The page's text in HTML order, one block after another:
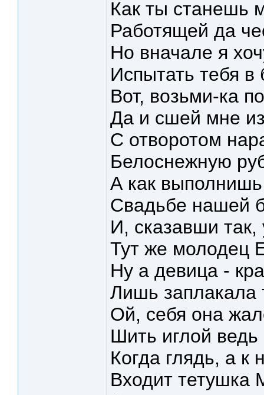
Как ты станешь
Работящей да
Но вначале я
Испытать тебя в
Вот, возьми-ка
Да и сшей мне
С отворотом
Белоснежную
А как выполнишь
Свадьбе нашей
И, сказавши
Тут же молодец
Ну а девица -
Лишь заплакала
Ой, себя она
Шить иглой ведь
Когда глядь, а к
Входит тетушка